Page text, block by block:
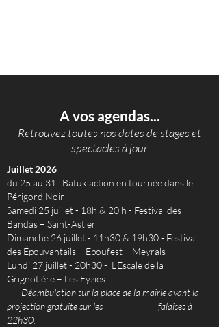
A vos agendas...
Retrouvez toutes nos dates de stages et
spectacles à jour
Juillet 2026
du 25 au 31 : Batuk'action en tournée dans le
Périgord Noir
Samedi 25 juillet - 18h & 20 h - Festival des
Bandas – Saint-Astier
Dimanche 26 juillet - 11h30 & 19h30 - Festival
des Épouvantails – Epoufest – Meyrals
Lundi 27 juillet - 20h30 - L'Escale de la
Grignotière – Les Eyzies
Déambulation sur la place de la mairie avant la
projection gratuite sur les falaisesà
22h30.